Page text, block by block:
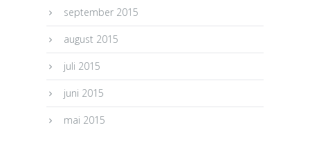
september 2015
august 2015
juli 2015
juni 2015
mai 2015